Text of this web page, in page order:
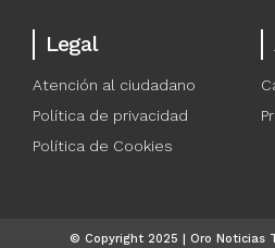
Legal
Atención al ciudadano
Política de privacidad
Política de Cookies
© Copyright 2025 | Oro Noticias